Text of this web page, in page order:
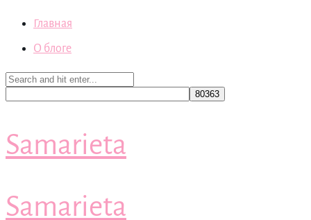
Главная
О блоге
Samarieta
Samarieta